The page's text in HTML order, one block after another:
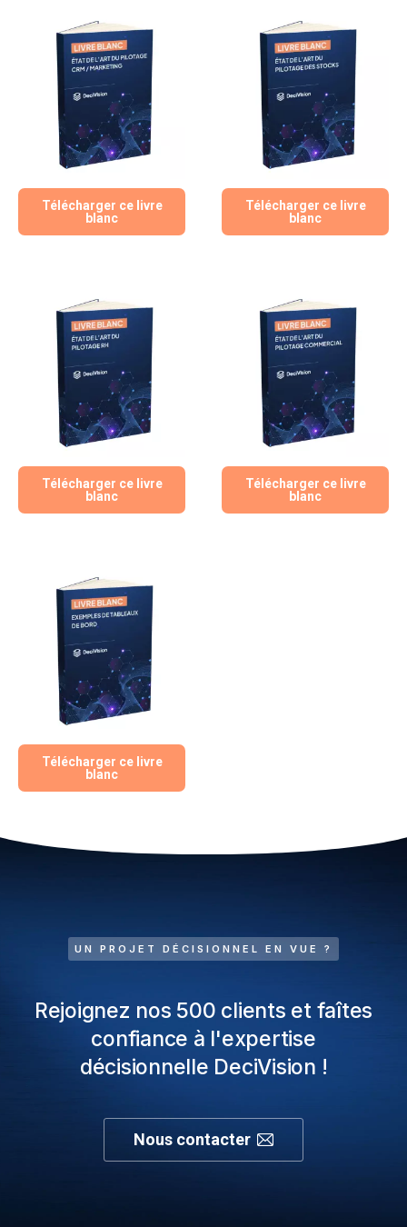
Télécharger ce livre
blanc
Télécharger ce livre
blanc
Télécharger ce livre
blanc
Télécharger ce livre
blanc
Télécharger ce livre
blanc
UN PROJET DÉCISIONNEL EN VUE ?
Rejoignez nos 500 clients et faîtes
confiance à l'expertise
décisionnelle DeciVision !
Nous contacter